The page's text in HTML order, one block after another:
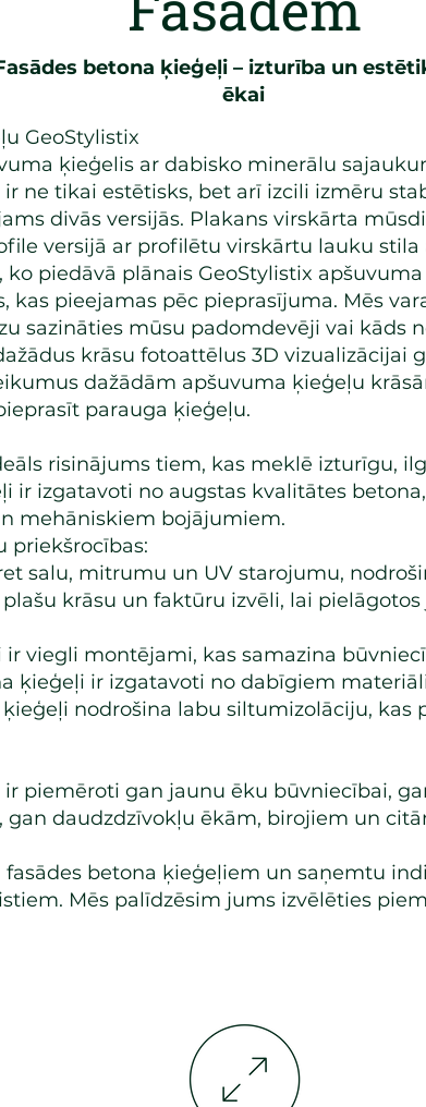
betona ķieģeļi – izturība un
ēkai
GeoStylistix
ķieģelis ar dabisko minerālu
ne tikai estētisks, bet arī izcili izmēru
divās versijās. Plakans virskārta
versijā ar profilētu virskārtu lauku
ko piedāvā plānais GeoStylistix
kas pieejamas pēc pieprasījuma. Mēs
sazināties mūsu padomdevēji vai kāds
krāsu fotoattēlus 3D vizualizācijai
dažādām apšuvuma ķieģeļu
parauga ķieģeļu.
risinājums tiem, kas meklē izturīgu,
ir izgatavoti no augstas kvalitātes
mehāniskiem bojājumiem.
priekšrocības:
salu, mitrumu un UV starojumu,
krāsu un faktūru izvēli, lai
viegli montējami, kas samazina
ķieģeļi ir izgatavoti no dabīgiem
nodrošina labu siltumizolāciju, kas
piemēroti gan jaunu ēku būvniecībai,
daudzdzīvokļu ēkām, birojiem un
fasādes betona ķieģeļiem un saņemtu
Mēs palīdzēsim jums izvēlēties